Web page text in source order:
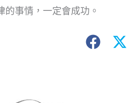
的事情，一定會成功。